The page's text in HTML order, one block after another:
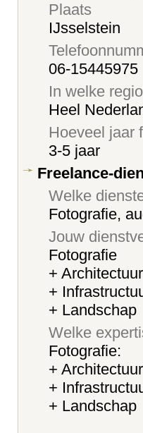
Plaats
IJsselstein
06-15445975
In welke
Heel
Hoeveel jaar
3-5 jaar
Freelance-
Welke
Fotografie,
Jouw
Fotografie
+
+
+ Landschap
Welke
Fotografie:
+
+
+ Landschap